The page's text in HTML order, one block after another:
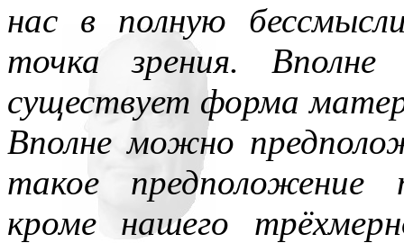
нас в полную
точка зрения.
существует форма
Вполне можно
такое
кроме нашего